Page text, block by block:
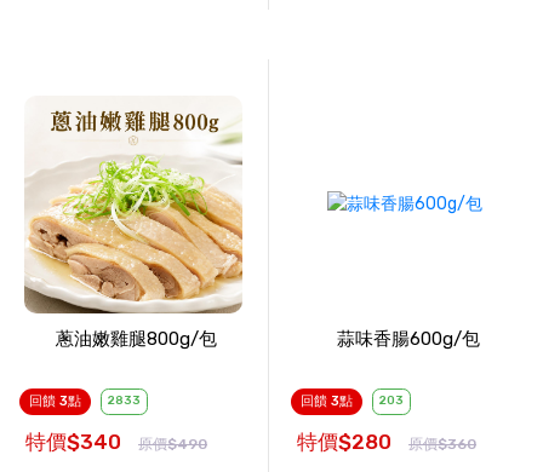
蔥油嫩雞腿800g/包
回饋 3點 2833
特價$340 原價$490
蒜味香腸600g/包
回饋 3點 203
特價$280 原價$360